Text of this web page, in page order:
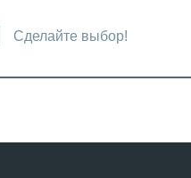
Сделайте выбор!